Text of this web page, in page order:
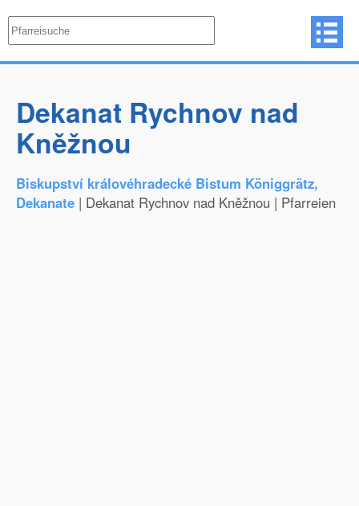
Dekanat Rychnov nad
Kněžnou
Biskupství královéhradecké Bistum Königgrätz,
Dekanate | Dekanat Rychnov nad Kněžnou | Pfarreien